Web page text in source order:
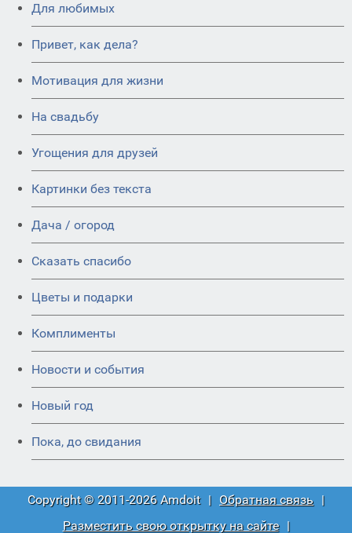
Для любимых
Привет, как дела?
Мотивация для жизни
На свадьбу
Угощения для друзей
Картинки без текста
Дача / огород
Сказать спасибо
Цветы и подарки
Комплименты
Новости и события
Новый год
Пока, до свидания
Copyright © 2011-2026 Amdoit | Обратная связь |
Разместить свою открытку на сайте
|